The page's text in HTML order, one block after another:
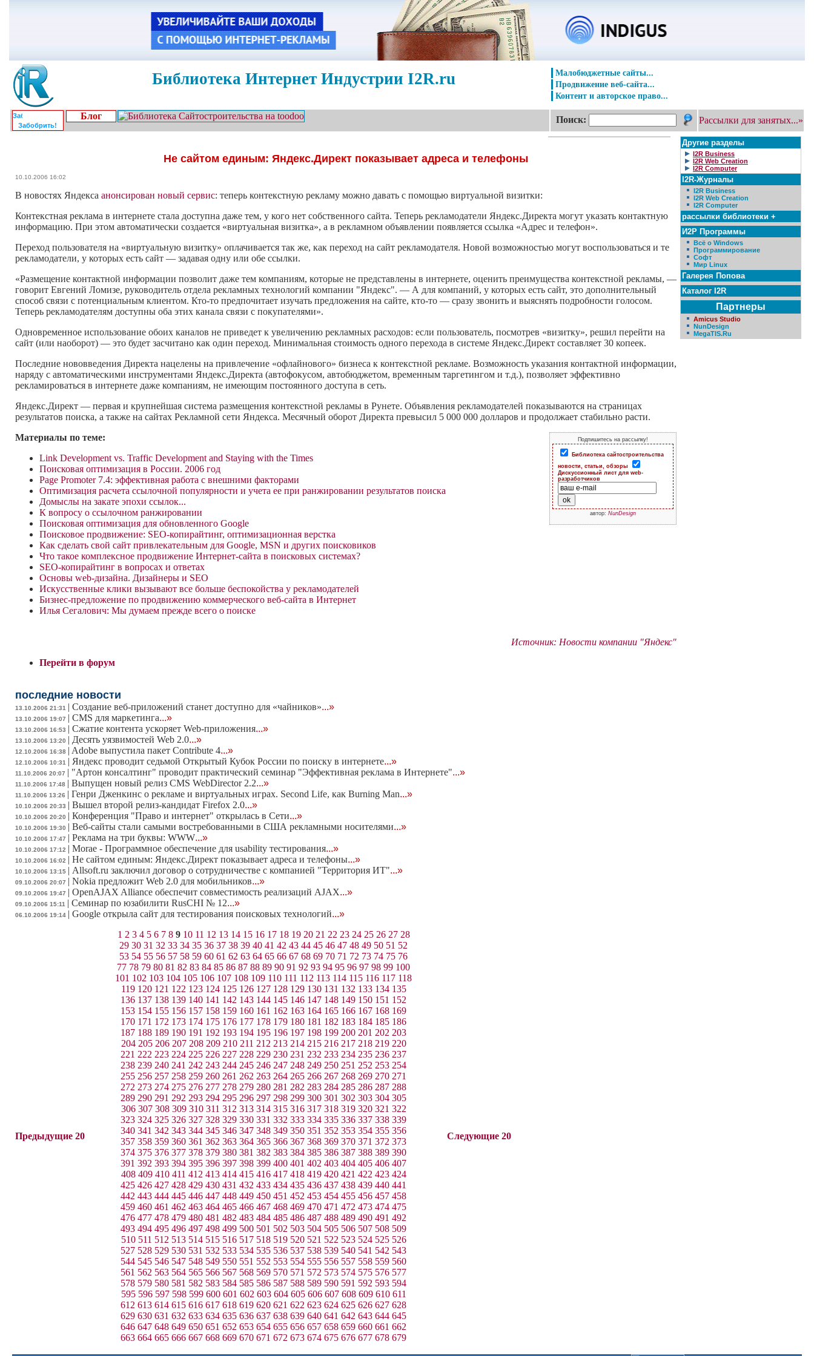
Библиотека Интернет Индустрии I2R.ru
Малобюджетные сайты...
Продвижение веб-сайта...
Контент и авторское право...
Забобрить!
Блог Поиск: Рассылки для занятых...»
Не сайтом единым: Яндекс.Директ показывает адреса и телефоны
10.10.2006 16:02
В новостях Яндекса анонсирован новый сервис: теперь контекстную рекламу можно давать с помощью виртуальной визитки:
Контекстная реклама в интернете стала доступна даже тем, у кого нет собственного сайта. Теперь рекламодатели Яндекс.Директа могут указать контактную
информацию. При этом автоматически создается «виртуальная визитка», а в рекламном объявлении появляется ссылка «Адрес и телефон».
Переход пользователя на «виртуальную визитку» оплачивается так же, как переход на сайт рекламодателя. Новой возможностью могут воспользоваться и те
рекламодатели, у которых есть сайт — задавая одну или обе ссылки.
«Размещение контактной информации позволит даже тем компаниям, которые не представлены в интернете, оценить преимущества контекстной рекламы, —
говорит Евгений Ломизе, руководитель отдела рекламных технологий компании "Яндекс". — А для компаний, у которых есть сайт, это дополнительный
способ связи с потенциальным клиентом. Кто-то предпочитает изучать предложения на сайте, кто-то — сразу звонить и выяснять подробности голосом.
Теперь рекламодателям доступны оба этих канала связи с покупателями».
Одновременное использование обоих каналов не приведет к увеличению рекламных расходов: если пользователь, посмотрев «визитку», решил перейти на
сайт (или наоборот) — это будет засчитано как один переход. Минимальная стоимость одного перехода в системе Яндекс.Директ составляет 30 копеек.
Последние нововведения Директа нацелены на привлечение «офлайнового» бизнеса к контекстной рекламе. Возможность указания контактной информации,
наряду с автоматическими инструментами Яндекс.Директа (автофокусом, автобюджетом, временным таргетингом и т.д.), позволяет эффективно
рекламироваться в интернете даже компаниям, не имеющим постоянного доступа в сеть.
Яндекс.Директ — первая и крупнейшая система размещения контекстной рекламы в Рунете. Объявления рекламодателей показываются на страницах
результатов поиска, а также на сайтах Рекламной сети Яндекса. Месячный оборот Директа превысил 5 000 000 долларов и продолжает стабильно расти.
Подпишитесь на рассылку!
Библиотека сайтостроительства
новости, статьи, обзоры
Дискуссионный лист для web-
разработчиков
автор: NunDesign
Материалы по теме:
Link Development vs. Traffic Development and Staying with the Times
Поисковая оптимизация в России. 2006 год
Page Promoter 7.4: эффективная работа с внешними факторами
Оптимизация расчета ссылочной популярности и учета ее при ранжировании результатов поиска
Домыслы на закате эпохи ссылок...
К вопросу о ссылочном ранжировании
Поисковая оптимизация для обновленного Google
Поисковое продвижение: SEO-копирайтинг, оптимизационная верстка
Как сделать свой сайт привлекательным для Google, MSN и других поисковиков
Что такое комплексное продвижение Интернет-сайта в поисковых системах?
SEO-копирайтинг в вопросах и ответах
Основы web-дизайна. Дизайнеры и SEO
Искусственные клики вызывают все больше беспокойства у рекламодателей
Бизнес-предложение по продвижению коммерческого веб-сайта в Интернет
Илья Сегалович: Мы думаем прежде всего о поиске
Источник: Новости компании "Яндекс"
Перейти в форум
последние новости
13.10.2006 21:31 | Создание веб-приложений станет доступно для «чайников»...»
13.10.2006 19:07 | CMS для маркетинга...»
13.10.2006 16:53 | Сжатие контента ускоряет Web-приложения...»
13.10.2006 13:20 | Десять уязвимостей Web 2.0...»
12.10.2006 16:38 | Adobe выпустила пакет Contribute 4...»
12.10.2006 10:31 | Яндекс проводит седьмой Открытый Кубок Росcии по поиску в интернете...»
11.10.2006 20:07 | "Артон консалтинг" проводит практический семинар "Эффективная реклама в Интернете"...»
11.10.2006 17:48 | Выпущен новый релиз CMS WebDirector 2.2...»
11.10.2006 13:26 | Генри Дженкинс о рекламе и виртуальных играх. Second Life, как Burning Man...»
10.10.2006 20:33 | Вышел второй релиз-кандидат Firefox 2.0...»
10.10.2006 20:20 | Конференция "Право и интернет" открылась в Сети...»
10.10.2006 19:30 | Веб-сайты стали самыми востребованными в США рекламными носителями...»
10.10.2006 17:47 | Реклама на три буквы: WWW...»
10.10.2006 17:12 | Morae - Программное обеспечение для usability тестирования...»
10.10.2006 16:02 | Не сайтом единым: Яндекс.Директ показывает адреса и телефоны...»
10.10.2006 13:15 | Allsoft.ru заключил договор о сотрудничестве с компанией "Территория ИТ"...»
09.10.2006 20:07 | Nokia предложит Web 2.0 для мобильников...»
09.10.2006 19:47 | OpenAJAX Alliance обеспечит совместимость реализаций AJAX...»
09.10.2006 15:11 | Семинар по юзабилити RusCHI № 12...»
06.10.2006 19:14 | Google открыла сайт для тестирования поисковых технологий...»
Предыдущие 20
1 2 3 4 5 6 7 8 9 10 11 12 13 14 15 16 17 18 19 20 21 22 23 24 25 26 27 28
29 30 31 32 33 34 35 36 37 38 39 40 41 42 43 44 45 46 47 48 49 50 51 52
53 54 55 56 57 58 59 60 61 62 63 64 65 66 67 68 69 70 71 72 73 74 75 76
77 78 79 80 81 82 83 84 85 86 87 88 89 90 91 92 93 94 95 96 97 98 99 100
101 102 103 104 105 106 107 108 109 110 111 112 113 114 115 116 117 118
119 120 121 122 123 124 125 126 127 128 129 130 131 132 133 134 135
136 137 138 139 140 141 142 143 144 145 146 147 148 149 150 151 152
153 154 155 156 157 158 159 160 161 162 163 164 165 166 167 168 169
170 171 172 173 174 175 176 177 178 179 180 181 182 183 184 185 186
187 188 189 190 191 192 193 194 195 196 197 198 199 200 201 202 203
204 205 206 207 208 209 210 211 212 213 214 215 216 217 218 219 220
221 222 223 224 225 226 227 228 229 230 231 232 233 234 235 236 237
238 239 240 241 242 243 244 245 246 247 248 249 250 251 252 253 254
255 256 257 258 259 260 261 262 263 264 265 266 267 268 269 270 271
272 273 274 275 276 277 278 279 280 281 282 283 284 285 286 287 288
289 290 291 292 293 294 295 296 297 298 299 300 301 302 303 304 305
306 307 308 309 310 311 312 313 314 315 316 317 318 319 320 321 322
323 324 325 326 327 328 329 330 331 332 333 334 335 336 337 338 339
340 341 342 343 344 345 346 347 348 349 350 351 352 353 354 355 356
357 358 359 360 361 362 363 364 365 366 367 368 369 370 371 372 373
374 375 376 377 378 379 380 381 382 383 384 385 386 387 388 389 390
391 392 393 394 395 396 397 398 399 400 401 402 403 404 405 406 407
408 409 410 411 412 413 414 415 416 417 418 419 420 421 422 423 424
425 426 427 428 429 430 431 432 433 434 435 436 437 438 439 440 441
442 443 444 445 446 447 448 449 450 451 452 453 454 455 456 457 458
459 460 461 462 463 464 465 466 467 468 469 470 471 472 473 474 475
476 477 478 479 480 481 482 483 484 485 486 487 488 489 490 491 492
493 494 495 496 497 498 499 500 501 502 503 504 505 506 507 508 509
510 511 512 513 514 515 516 517 518 519 520 521 522 523 524 525 526
527 528 529 530 531 532 533 534 535 536 537 538 539 540 541 542 543
544 545 546 547 548 549 550 551 552 553 554 555 556 557 558 559 560
561 562 563 564 565 566 567 568 569 570 571 572 573 574 575 576 577
578 579 580 581 582 583 584 585 586 587 588 589 590 591 592 593 594
595 596 597 598 599 600 601 602 603 604 605 606 607 608 609 610 611
612 613 614 615 616 617 618 619 620 621 622 623 624 625 626 627 628
629 630 631 632 633 634 635 636 637 638 639 640 641 642 643 644 645
646 647 648 649 650 651 652 653 654 655 656 657 658 659 660 661 662
663 664 665 666 667 668 669 670 671 672 673 674 675 676 677 678 679
Следующие 20
Другие разделы
I2R Business
I2R Web Creation
I2R Computer
I2R-Журналы
I2R Business
I2R Web Creation
I2R Computer
рассылки библиотеки +
И2Р Программы
Всё о Windows
Программирование
Софт
Мир Linux
Галерея Попова
Каталог I2R
Партнеры
Amicus Studio
NunDesign
MegaTIS.Ru